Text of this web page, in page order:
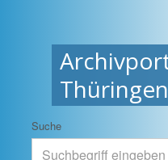
Thüringen
Suche